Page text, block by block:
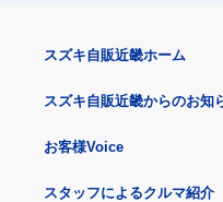
スズキ自販近畿ホーム
スズキ自販近畿からのお知
お客様Voice
スタッフによるクルマ紹介